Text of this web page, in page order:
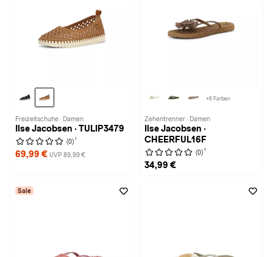
Freizeitschuhe · Damen
Ilse Jacobsen · TULIP3479
(0) 1
69,99 € UVP 89,99 €
+6 Farben
Zehentrenner · Damen
Ilse Jacobsen ·
CHEERFUL16F
(0) 1
34,99 €
Sale